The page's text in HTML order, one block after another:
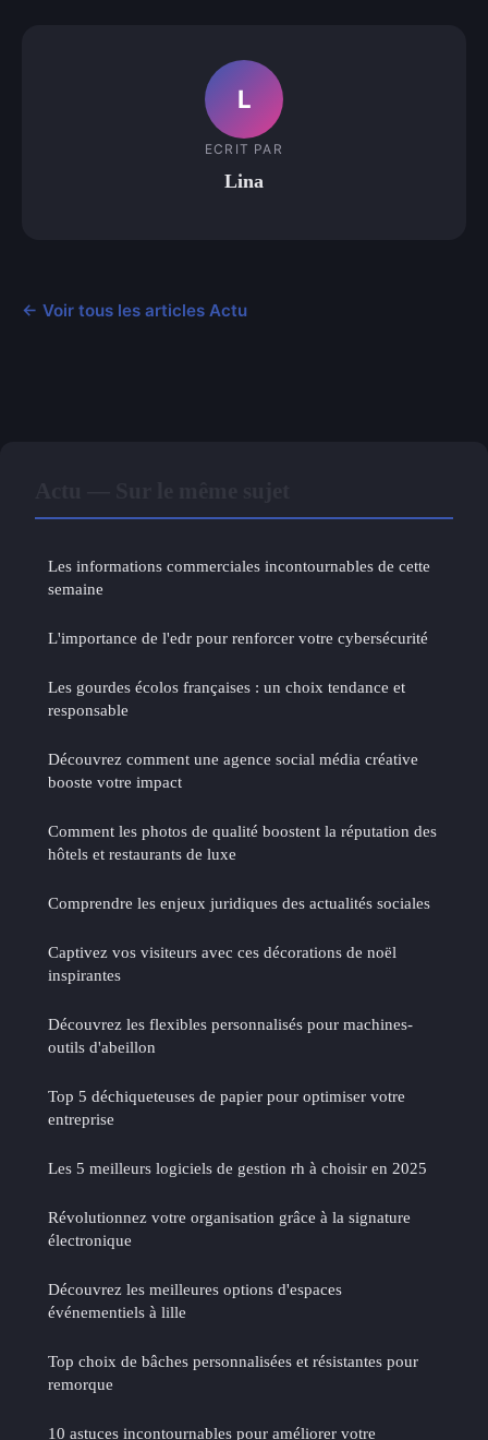
L
ECRIT PAR
Lina
← Voir tous les articles Actu
Les informations commerciales incontournables de cette
semaine
L'importance de l'edr pour renforcer votre cybersécurité
Les gourdes écolos françaises : un choix tendance et
responsable
Découvrez comment une agence social média créative
booste votre impact
Comment les photos de qualité boostent la réputation des
hôtels et restaurants de luxe
Comprendre les enjeux juridiques des actualités sociales
Captivez vos visiteurs avec ces décorations de noël
inspirantes
Découvrez les flexibles personnalisés pour machines-
outils d'abeillon
Top 5 déchiqueteuses de papier pour optimiser votre
entreprise
Les 5 meilleurs logiciels de gestion rh à choisir en 2025
Révolutionnez votre organisation grâce à la signature
électronique
Découvrez les meilleures options d'espaces
événementiels à lille
Top choix de bâches personnalisées et résistantes pour
remorque
10 astuces incontournables pour améliorer votre